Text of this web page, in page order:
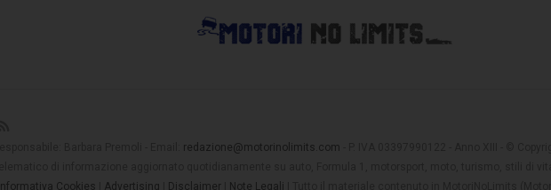
redazione@motorinolimits.com
Informativa Cookies Advertising Disclaimer Note Legali